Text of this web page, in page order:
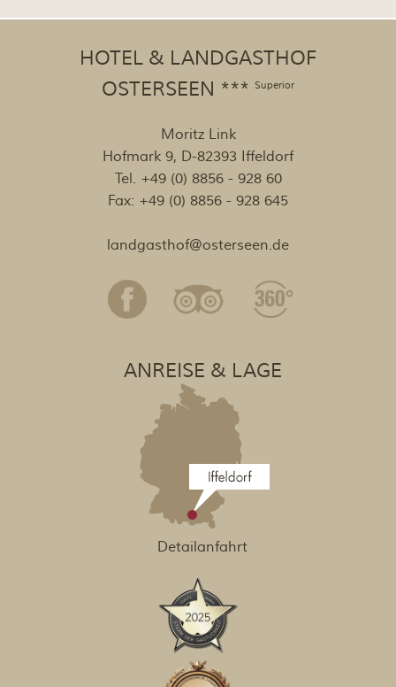
HOTEL & LANDGASTHOF
OSTERSEEN *** Superior
Moritz Link
Hofmark 9, D-82393 Iffeldorf
Tel. +49 (0) 8856 - 928 60
Fax: +49 (0) 8856 - 928 645
landgasthof@osterseen.de
ANREISE & LAGE
Detailanfahrt